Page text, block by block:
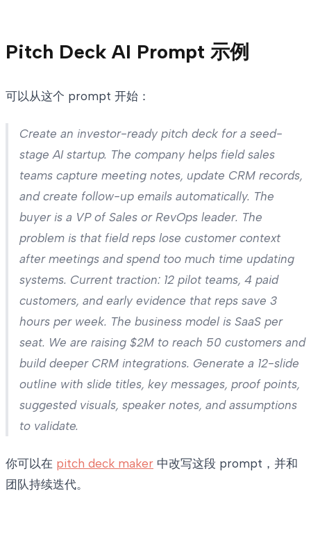
Pitch Deck AI Prompt 示例
可以从这个 prompt 开始：
Create an investor-ready pitch deck for a seed-
stage AI startup. The company helps field sales
teams capture meeting notes, update CRM records,
and create follow-up emails automatically. The
buyer is a VP of Sales or RevOps leader. The
problem is that field reps lose customer context
after meetings and spend too much time updating
systems. Current traction: 12 pilot teams, 4 paid
customers, and early evidence that reps save 3
hours per week. The business model is SaaS per
seat. We are raising $2M to reach 50 customers and
build deeper CRM integrations. Generate a 12-slide
outline with slide titles, key messages, proof points,
suggested visuals, speaker notes, and assumptions
to validate.
你可以在 pitch deck maker 中改写这段 prompt，并和
团队持续迭代。